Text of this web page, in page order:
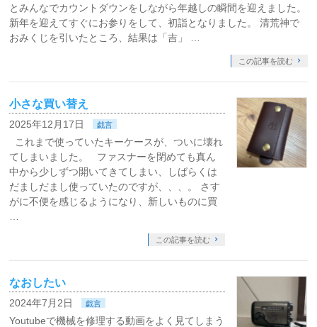
とみんなでカウントダウンをしながら年越しの瞬間を迎えました。
新年を迎えてすぐにお参りをして、初詣となりました。 清荒神で
おみくじを引いたところ、結果は「吉」 …
この記事を読む
小さな買い替え
2025年12月17日 戯言
これまで使っていたキーケースが、ついに壊れ
てしまいました。 ファスナーを閉めても真ん
中から少しずつ開いてきてしまい、しばらくは
だましだまし使っていたのですが、、、。 さす
がに不便を感じるようになり、新しいものに買
この記事を読む
なおしたい
2024年7月2日 戯言
Youtubeで機械を修理する動画をよく見てしまう